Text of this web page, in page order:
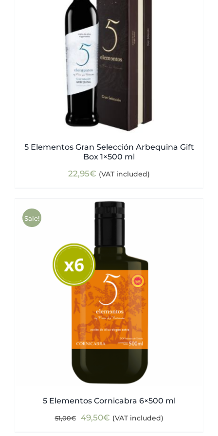
5 Elementos Gran Selección Arbequina Gift
Box 1×500 ml
22,95€ (VAT included)
Sale!
5 Elementos Cornicabra 6×500 ml
51,00€
Original
49,50€Current
(VAT included)